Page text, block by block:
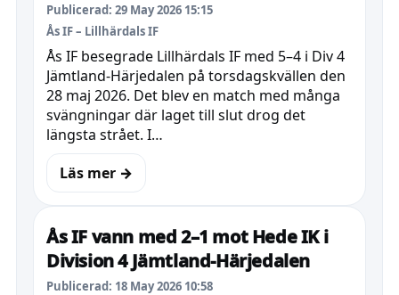
Publicerad: 29 May 2026 15:15
Ås IF – Lillhärdals IF
Ås IF besegrade Lillhärdals IF med 5–4 i Div 4
Jämtland-Härjedalen på torsdagskvällen den
28 maj 2026. Det blev en match med många
svängningar där laget till slut drog det
längsta strået. I…
Läs mer →
Ås IF vann med 2–1 mot Hede IK i
Division 4 Jämtland-Härjedalen
Publicerad: 18 May 2026 10:58